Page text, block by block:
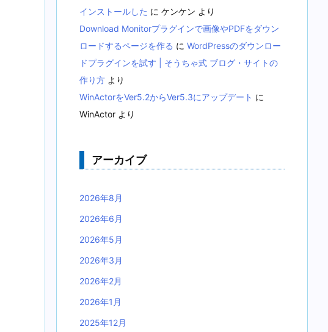
インストールした に ケンケン より
Download Monitorプラグインで画像やPDFをダウン
ロードするページを作る に WordPressのダウンロー
ドプラグインを試す | そうちゃ式 ブログ・サイトの
作り方 より
WinActorをVer5.2からVer5.3にアップデート に
WinActor より
アーカイブ
2026年8月
2026年6月
2026年5月
2026年3月
2026年2月
2026年1月
2025年12月